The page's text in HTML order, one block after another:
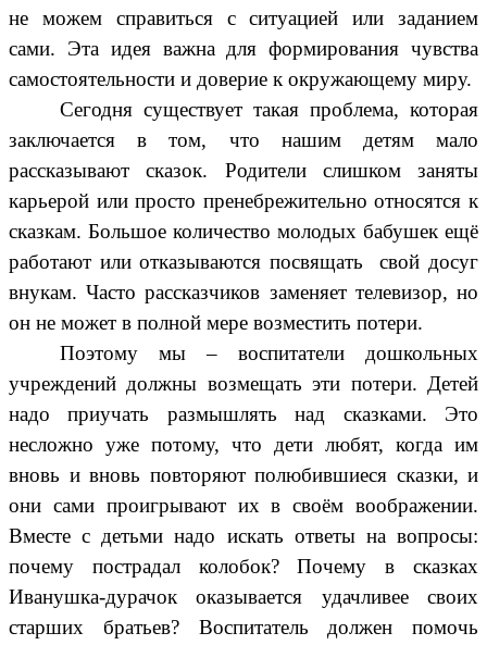
не можем справиться с ситуацией или заданием
сами. Эта идея важна для формирования чувства
самостоятельности и доверие к окружающему миру.
Сегодня существует такая проблема, которая
заключается в том, что нашим детям мало
рассказывают сказок. Родители слишком заняты
карьерой или просто пренебрежительно относятся к
сказкам. Большое количество молодых бабушек ещё
работают или отказываются посвящать свой досуг
внукам. Часто рассказчиков заменяет телевизор, но
он не может в полной мере возместить потери.
Поэтому мы – воспитатели дошкольных
учреждений должны возмещать эти потери. Детей
надо приучать размышлять над сказками. Это
несложно уже потому, что дети любят, когда им
вновь и вновь повторяют полюбившиеся сказки, и
они сами проигрывают их в своём воображении.
Вместе с детьми надо искать ответы на вопросы:
почему пострадал колобок? Почему в сказках
Иванушка-дурачок оказывается удачливее своих
старших братьев? Воспитатель должен помочь